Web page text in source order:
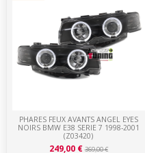
PHARES FEUX AVANTS ANGEL EYES
NOIRS BMW E38 SERIE 7 1998-2001
(Z03420)
249,00 €369,00 €